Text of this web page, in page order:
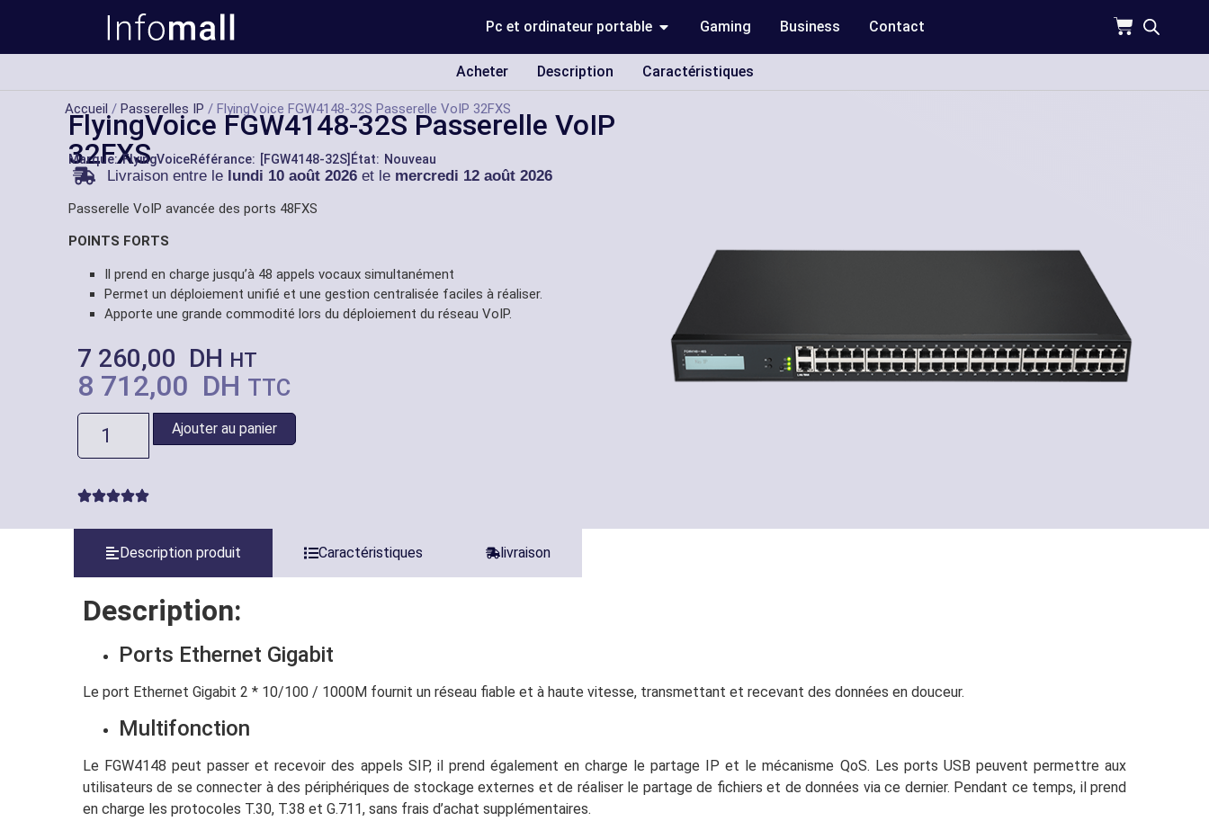
Pc et ordinateur portable Gaming Business Contact
Acheter Description Caractéristiques
Accueil / Passerelles IP / FlyingVoice FGW4148-32S Passerelle VoIP 32FXS
FlyingVoice FGW4148-32S Passerelle VoIP
32FXS
Marque:FlyingVoiceRéférance: [FGW4148-32S] État: Nouveau
Livraison entre le lundi 10 août 2026 et le mercredi 12 août 2026
Passerelle VoIP avancée des ports 48FXS
POINTS FORTS
Il prend en charge jusqu’à 48 appels vocaux simultanément
Permet un déploiement unifié et une gestion centralisée faciles à réaliser.
Apporte une grande commodité lors du déploiement du réseau VoIP.
7 260,00 DH HT
8 712,00 DH TTC
Ajouter au panier
Description produit Caractéristiques livraison
Description:
Ports Ethernet Gigabit
Le port Ethernet Gigabit 2 * 10/100 / 1000M fournit un réseau fiable et à haute vitesse, transmettant et recevant des données en douceur.
Multifonction
Le FGW4148 peut passer et recevoir des appels SIP, il prend également en charge le partage IP et le mécanisme QoS. Les ports USB peuvent permettre aux
utilisateurs de se connecter à des périphériques de stockage externes et de réaliser le partage de fichiers et de données via ce dernier. Pendant ce temps, il prend
en charge les protocoles T.30, T.38 et G.711, sans frais d’achat supplémentaires.